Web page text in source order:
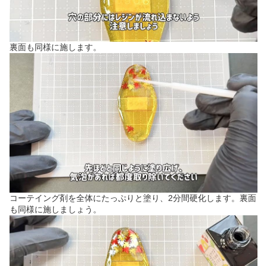
裏面も同様に施します。
コーテイング剤を全体にたっぷりと塗り、2分間硬化します。裏面
も同様に施しましょう。